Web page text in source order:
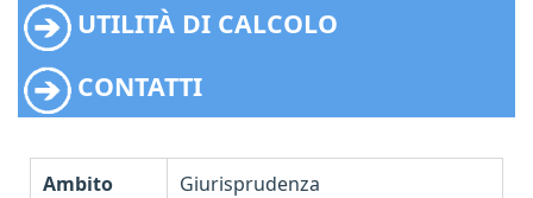
UTILITÀ DI CALCOLO
CONTATTI
Ambito
Giurisprudenza